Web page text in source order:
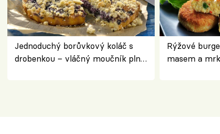
Jednoduchý borůvkový koláč s
drobenkou – vláčný moučník plný
Rýžové
masem a